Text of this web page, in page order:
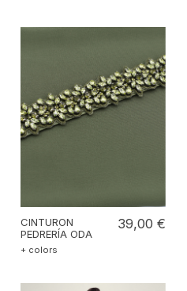
CINTURON
PEDRERÍA ODA
+ colors
39,00 €